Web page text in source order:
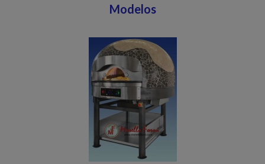
Modelos